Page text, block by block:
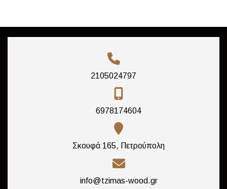
2105024797
6978174604
Σκουφά 165, Πετρούπολη
info@tzimas-wood.gr